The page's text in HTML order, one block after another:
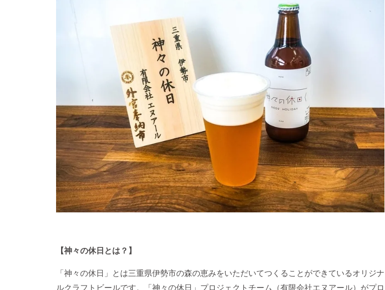
【神々の休日とは？】
「神々の休日」とは三重県伊勢市の森の恵みをいただいてつくることができているオリジナ
ルクラフトビールです。「神々の休日」プロジェクトチーム（有限会社エヌアール）がプロ